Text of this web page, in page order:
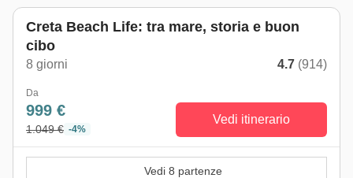
Creta Beach Life: tra mare, storia e buon
cibo
8 giorni 4.7 (914)
Da
999 €
1.049 € -4%
Vedi itinerario
Vedi 8 partenze